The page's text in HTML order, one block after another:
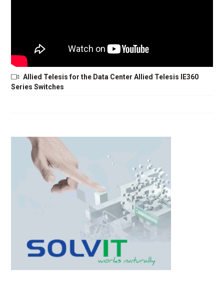
Allied Telesis for the Data Center Allied Telesis IE360
Series Switches